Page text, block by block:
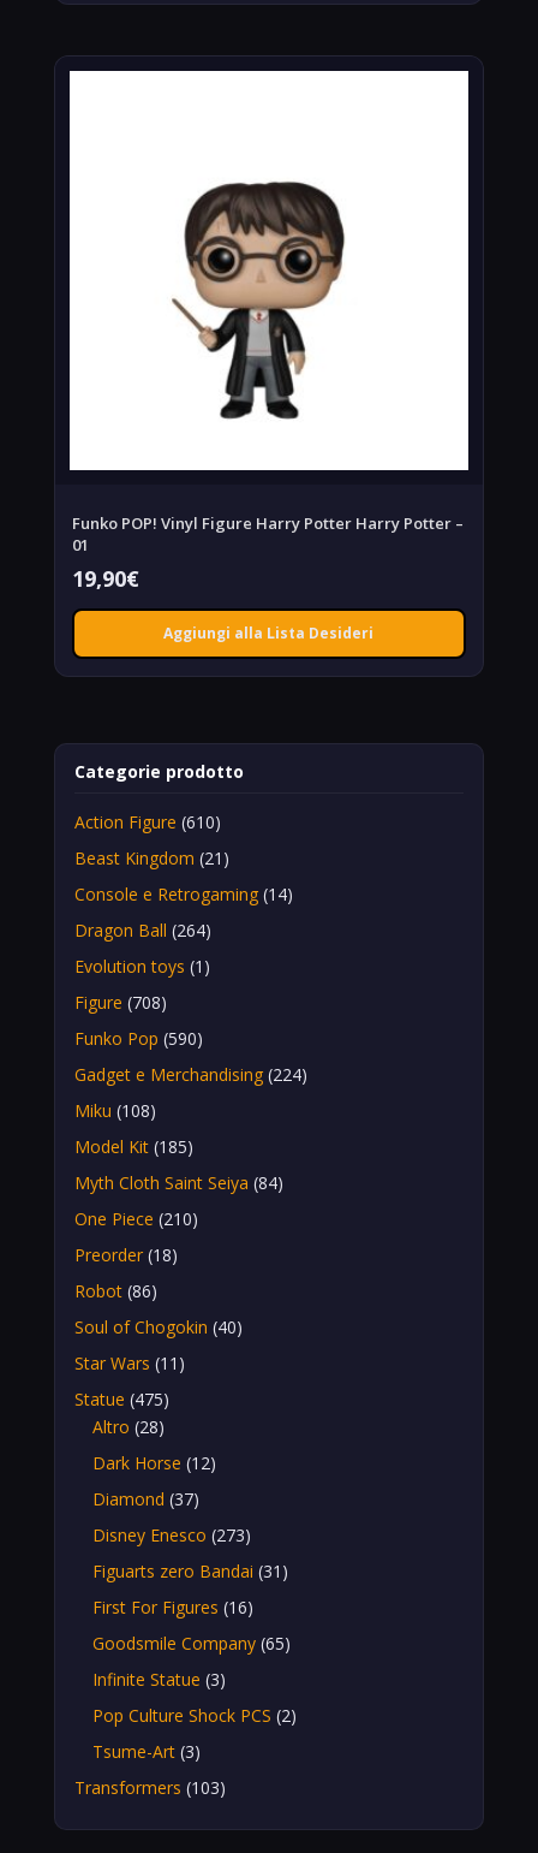
Funko POP! Vinyl Figure Harry Potter Harry Potter –
01
19,90€
Aggiungi alla Lista Desideri
Categorie prodotto
Action Figure (610)
Beast Kingdom (21)
Console e Retrogaming (14)
Dragon Ball (264)
Evolution toys (1)
Figure (708)
Funko Pop (590)
Gadget e Merchandising (224)
Miku (108)
Model Kit (185)
Myth Cloth Saint Seiya (84)
One Piece (210)
Preorder (18)
Robot (86)
Soul of Chogokin (40)
Star Wars (11)
Statue (475)
Altro (28)
Dark Horse (12)
Diamond (37)
Disney Enesco (273)
Figuarts zero Bandai (31)
First For Figures (16)
Goodsmile Company (65)
Infinite Statue (3)
Pop Culture Shock PCS (2)
Tsume-Art (3)
Transformers (103)